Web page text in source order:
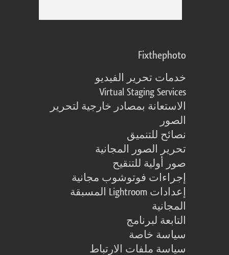
Fixthephoto
خدمات تحرير الفيديو
Virtual Staging Services
الاستعانة بمصادر خارجية لتحرير
الصور
نصائح للتنميق
تحرير الصور المجانية
صور أولية للتنقيح
إجراءات فوتوشوب مجانية
إعدادات Lightroom المسبقة
المجانية
التابعة لبرنامج
سياسة خاصة
سياسة ملفات الارتباط